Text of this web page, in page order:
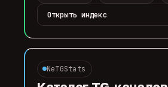
Открыть индекс
NeTGStats